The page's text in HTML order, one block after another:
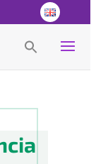
Search Button